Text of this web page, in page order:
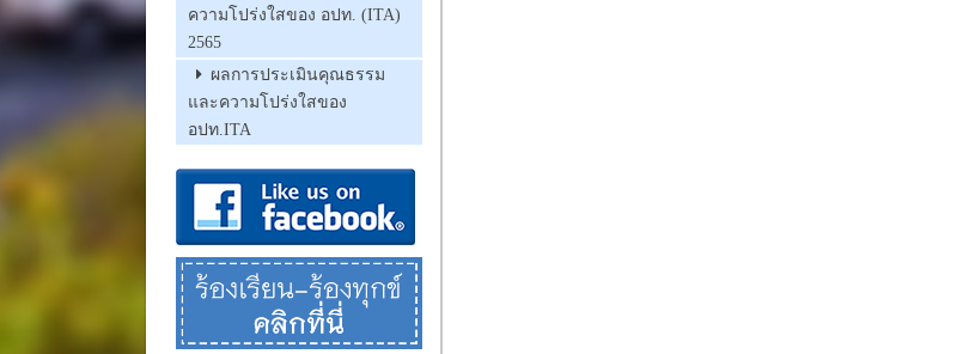
ความโปร่งใสของ อปท. (ITA)
2565
ผลการประเมินคุณธรรม
และความโปร่งใสของ
อปท.ITA